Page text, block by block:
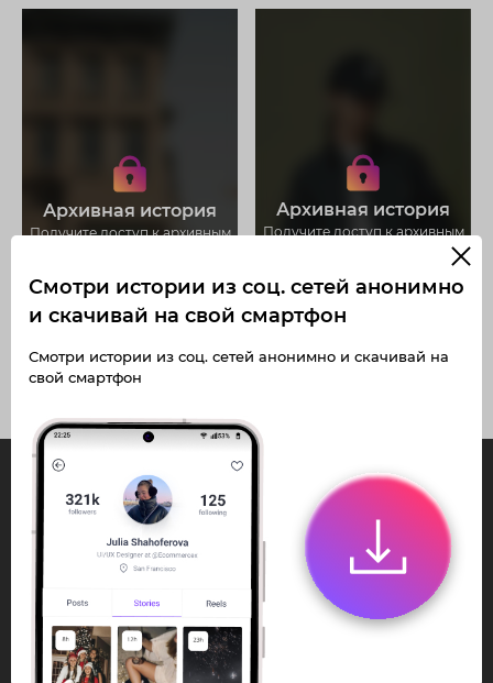
Архивная история
Получите доступ к архивным
Получите доступ к архивным
историям anna_grosse
Не отвлекайтесь на рекламу
Загружайте истории без
ограничений
Архивная история
Получите доступ к архивным
публикациям anna_grosse
Получите доступ к архивным
историям anna_grosse
Не отвлекайтесь на рекламу
Загружайте истории без
ограничений
InstaPie
Смотри Stories и
скачивай Reels без
ограничений!
Смотри истории из соц. сетей анонимно
и скачивай на свой смартфон
Смотри истории из соц. сетей анонимно и скачивай на
свой смартфон